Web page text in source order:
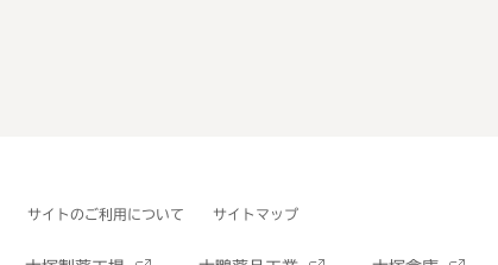
サイトのご利用について サイトマップ